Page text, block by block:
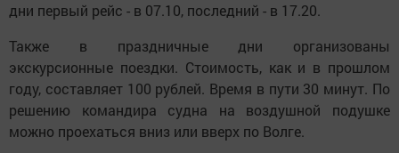
дни первый рейс - в 07.10, последний - в 17.20.
Также в праздничные дни организованы
экскурсионные поездки. Стоимость, как и в прошлом
году, составляет 100 рублей. Время в пути 30 минут. По
решению командира судна на воздушной подушке
можно проехаться вниз или вверх по Волге.